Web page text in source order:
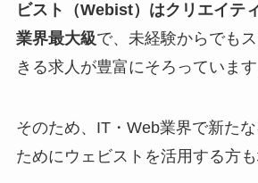
ビスト（Webist）はクリエイテ
業界最大級で、未経験からでも
きる求人が豊富にそろっています
そのため、IT・Web業界で新た
ためにウェビストを活用する方も